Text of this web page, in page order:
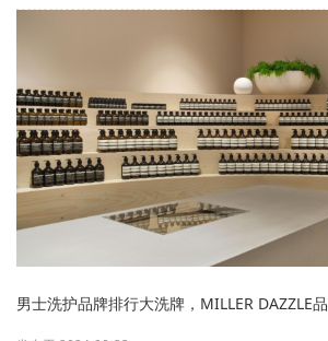
男士洗护品牌排行大洗牌，MILLER DAZZLE